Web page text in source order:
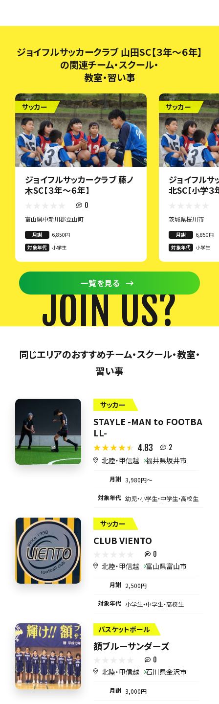
ジョイフルサッカークラブ 山田SC【３年～６年】
の関連チーム・スクール・
教室・習い事
サッカー
ジョイフルサッカークラブ 藤ノ
木SC【３年～６年】
0
富山県中新川郡立山町
月謝
6,850円
対象年代
小学生
サッカー
ジョイフルサ
北SC【小学３
茨城県桜川市
月謝
6,850円
対象年代
小学生
一覧を見る
JOIN US?
同じエリアのおすすめチーム・スクール・教室・
習い事
サッカー
STAYLE -MAN to FOOTBA
LL-
4.83 2
北陸・甲信越 福井県坂井市
月謝 3,980円〜
対象年代 幼児・小学生・中学生・高校生
サッカー
CLUB VIENTO
0
北陸・甲信越 富山県富山市
月謝 2,500円
対象年代 小学生・中学生・高校生
バスケットボール
額ブルーサンダーズ
0
北陸・甲信越 石川県金沢市
月謝 3,000円